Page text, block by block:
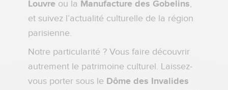
Louvre ou la Manufacture des Gobelins,
et suivez l’actualité culturelle de la région
parisienne.
Notre particularité ? Vous faire découvrir
autrement le patrimoine culturel. Laissez-
vous porter sous le Dôme des Invalides